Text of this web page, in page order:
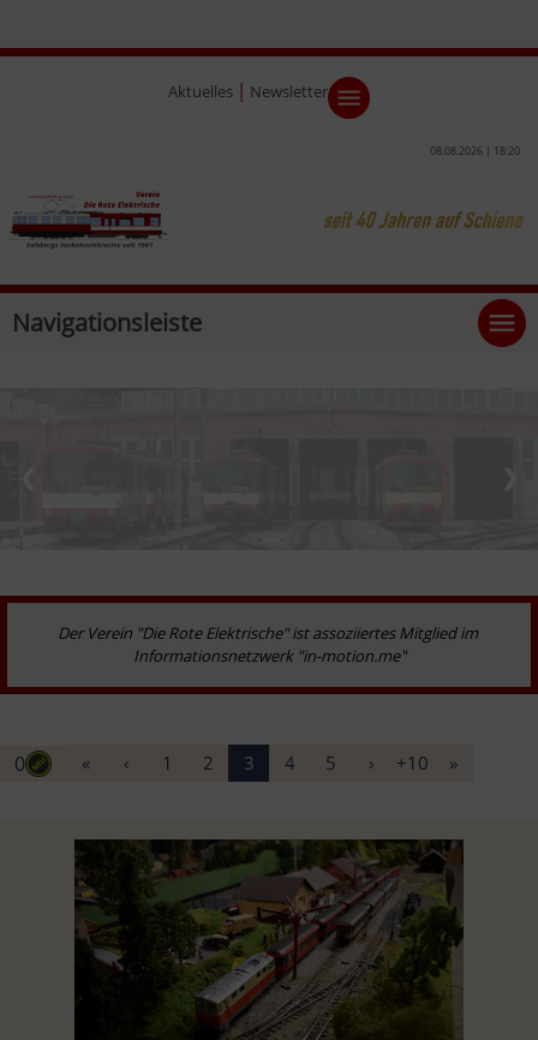
Aktuelles | Newsletter
08.08.2026 | 18:20
Navigationsleiste
Der Verein "Die Rote Elektrische" ist assoziiertes Mitglied im
Informationsnetzwerk "in-motion.me"
0 « ‹ 1 2 3 4 5 › +10 »